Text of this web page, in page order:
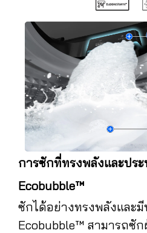
การซักที่ทรงพลังและปร
Ecobubble™
ซักได้อย่างทรงพลังและ
Ecobubble™ สามารถซั